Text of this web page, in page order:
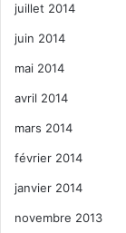
juillet 2014
juin 2014
mai 2014
avril 2014
mars 2014
février 2014
janvier 2014
novembre 2013